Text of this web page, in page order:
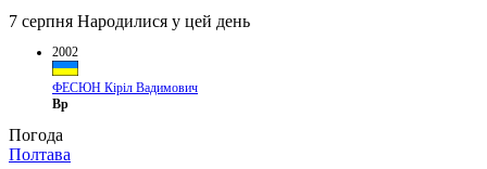
7 серпня Народилися у цей день
2002
ФЕСЮН Кіріл Вадимович
Вр
Погода
Полтава